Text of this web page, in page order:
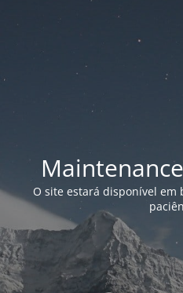
O site estará disponível em